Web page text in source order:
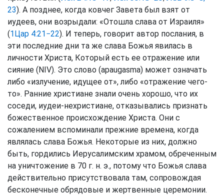
23). А позднее, когда ковчег Завета был взят от
иудеев, они возрыдали: «Отошла слава от Израиля»
(1Цар 4:21−22). И теперь, говорит автор послания, в
эти последние дни та же слава Божья явилась в
личности Христа, Который есть ее отражение или
сияние (NIV). Это слово (apaugasma) может означать
либо «излучение, идущее от», либо «отражение чего-
то». Ранние христиане знали очень хорошо, что их
соседи, иудеи-нехристиане, отказывались признать
божественное происхождение Христа. Они с
сожалением вспоминали прежние времена, когда
являлась слава Божья. Некоторые из них, должно
быть, гордились Иерусалимским храмом, обреченным
на уничтожение в 70 г. н. э., потому что Божья слава
действительно присутствовала там, сопровождая
бесконечные обрядовые и жертвенные церемонии.